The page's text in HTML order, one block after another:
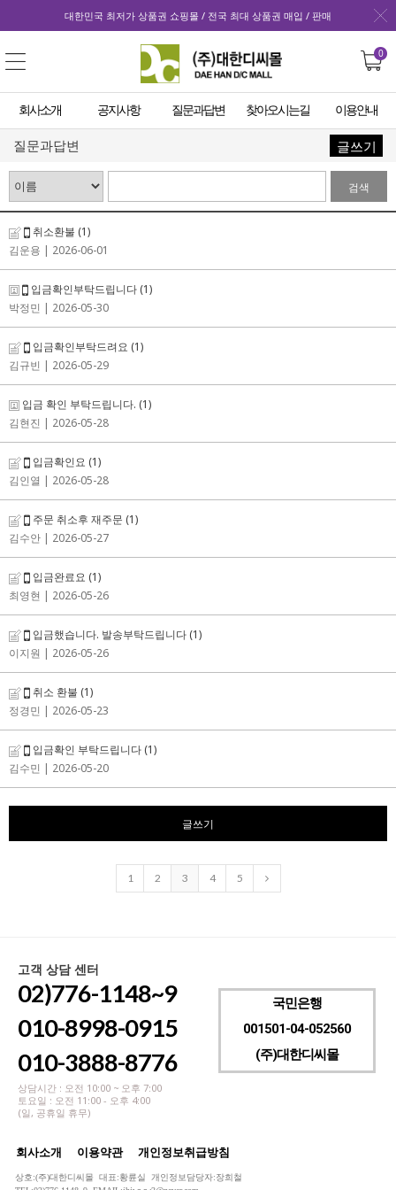
대한민국 최저가 상품권 쇼핑몰 / 전국 최대 상품권 매입 / 판매
0
회사소개 공지사항 질문과답변 찾아오시는길 이용안내
질문과답변 글쓰기
검색
취소환불 (1)
김운용 | 2026-06-01
입금확인부탁드립니다 (1)
박정민 | 2026-05-30
입금확인부탁드려요 (1)
김규빈 | 2026-05-29
입금 확인 부탁드립니다. (1)
김현진 | 2026-05-28
입금확인요 (1)
김인열 | 2026-05-28
주문 취소후 재주문 (1)
김수안 | 2026-05-27
입금완료요 (1)
최영현 | 2026-05-26
입금했습니다. 발송부탁드립니다 (1)
이지원 | 2026-05-26
취소 환불 (1)
정경민 | 2026-05-23
입금확인 부탁드립니다 (1)
김수민 | 2026-05-20
글쓰기
1 2 3 4 5
고객 상담 센터
02)776-1148~9
010-8998-0915
010-3888-8776
상담시간 : 오전 10:00 ~ 오후 7:00
토요일 : 오전 11:00 - 오후 4:00
(일, 공휴일 휴무)
국민은행
001501-04-052560
(주)대한디씨몰
회사소개 이용약관 개인정보취급방침
상호:(주)대한디씨몰 대표:황륜실 개인정보담당자:장희철